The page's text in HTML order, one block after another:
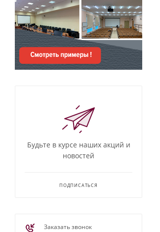
Будьте в курсе наших акций и
новостей
ПОДПИСАТЬСЯ
Заказать звонок